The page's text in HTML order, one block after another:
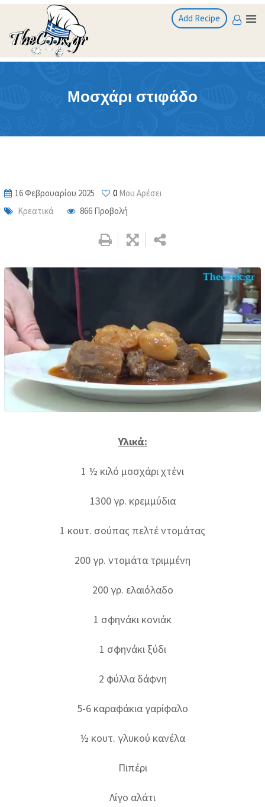
Skip
content
Add Recipe
Μοσχάρι στιφάδο
16 Φεβρουαρίου 2025 0 Μου Αρέσει
Κρεατικά
866 Προβολή
Google+
LinkedIn
Pinterest
Share
via
Email
Print
Υλικά:
1 ½ κιλό μοσχάρι χτένι
1300 γρ. κρεμμύδια
1 κουτ. σούπας πελτέ ντομάτας
200 γρ. ντομάτα τριμμένη
200 γρ. ελαιόλαδο
1 σφηνάκι κονιάκ
1 σφηνάκι ξύδι
2 φύλλα δάφνη
5-6 καραφάκια γαρίφαλο
½ κουτ. γλυκού κανέλα
Πιπέρι
Λίγο αλάτι